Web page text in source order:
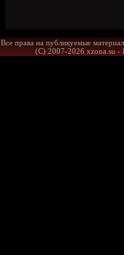
Все права на публикуемые
(С) 2007-2026 xzona.su -